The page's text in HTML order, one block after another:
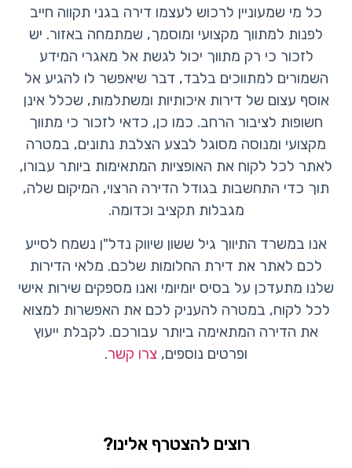
כל מי שמעוניין לרכוש לעצמו דירה בגני תקווה חייב
לפנות למתווך מקצועי ומוסמך, שמתמחה באזור. יש
לזכור כי רק מתווך יכול לגשת אל מאגרי המידע
השמורים למתווכים בלבד, דבר שיאפשר לו להגיע אל
אוסף עצום של דירות איכותיות ומשתלמות, שכלל אינן
חשופות לציבור הרחב. כמו כן, כדאי לזכור כי מתווך
מקצועי ומנוסה מסוגל לבצע הצלבת נתונים, במטרה
לאתר לכל לקוח את האופציות המתאימות ביותר עבורו,
תוך כדי התחשבות בגודל הדירה הרצוי, המיקום שלה,
מגבלות תקציב וכדומה.
אנו במשרד התיווך גיל ששון שיווק נדל"ן נשמח לסייע
לכם לאתר את דירת החלומות שלכם. מלאי הדירות
שלנו מתעדכן על בסיס יומיומי ואנו מספקים שירות אישי
לכל לקוח, במטרה להעניק לכם את האפשרות למצוא
את הדירה המתאימה ביותר עבורכם. לקבלת ייעוץ
ופרטים נוספים, צרו קשר.
רוצים להצטרף אלינו?